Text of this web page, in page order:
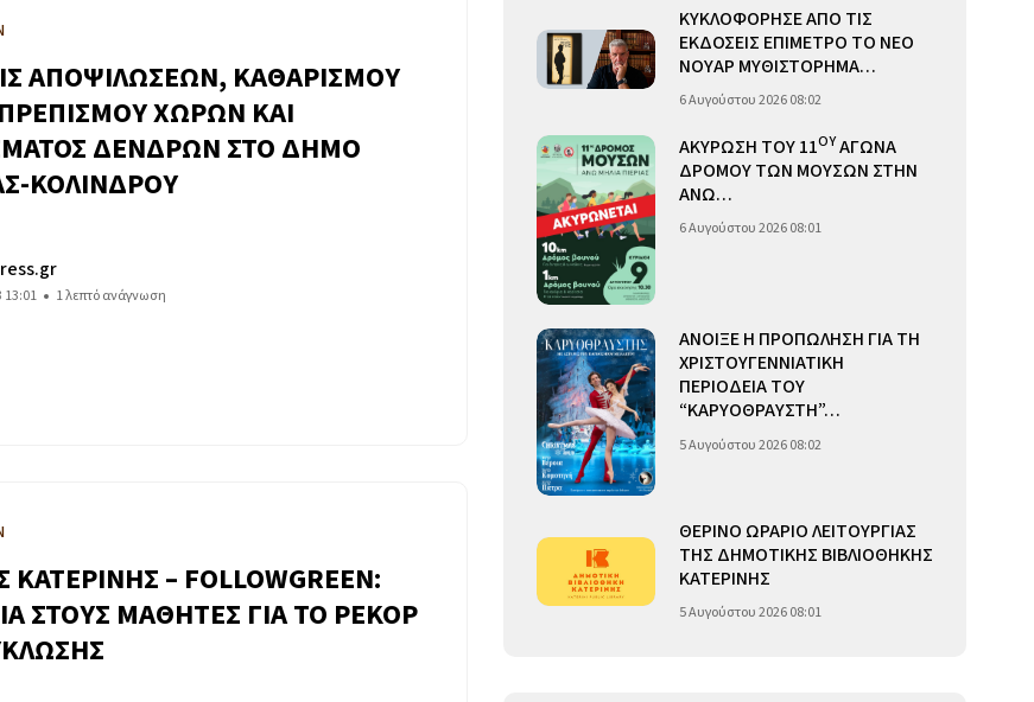
ΑΠΟΨΙΛΩΣΕΩΝ, ΚΑΘΑΡΙΣΜΟΥ
ΧΩΡΩΝ ΚΑΙ
ΔΕΝΔΡΩΝ ΣΤΟ ΔΗΜΟ
ΚΟΛΙΝΔΡΟΥ
13:01 1 λεπτό ανάγνωση
– FOLLOWGREEN:
ΣΤΟΥΣ ΜΑΘΗΤΕΣ ΓΙΑ ΤΟ ΡΕΚΟΡ
ΚΥΚΛΟΦΟΡΗΣΕ ΑΠΟ ΤΙΣ
ΕΚΔΟΣΕΙΣ ΕΠΙΜΕΤΡΟ ΤΟ ΝΕΟ
ΝΟΥΑΡ ΜΥΘΙΣΤΟΡΗΜΑ…
6 Αυγούστου 2026 08:02
ΑΚΥΡΩΣΗ ΤΟΥ 11ΟΥΑΓΩΝΑ
ΔΡΟΜΟΥ ΤΩΝ ΜΟΥΣΩΝ ΣΤΗΝ
ΑΝΩ…
6 Αυγούστου 2026 08:01
ΑΝΟΙΞΕ Η ΠΡΟΠΩΛΗΣΗ ΓΙΑ ΤΗ
ΧΡΙΣΤΟΥΓΕΝΝΙΑΤΙΚΗ
ΠΕΡΙΟΔΕΙΑ ΤΟΥ
“ΚΑΡΥΟΘΡΑΥΣΤΗ”…
5 Αυγούστου 2026 08:02
ΘΕΡΙΝΟ ΩΡΑΡΙΟ ΛΕΙΤΟΥΡΓΙΑΣ
ΤΗΣ ΔΗΜΟΤΙΚΗΣ ΒΙΒΛΙΟΘΗΚΗΣ
ΚΑΤΕΡΙΝΗΣ
5 Αυγούστου 2026 08:01